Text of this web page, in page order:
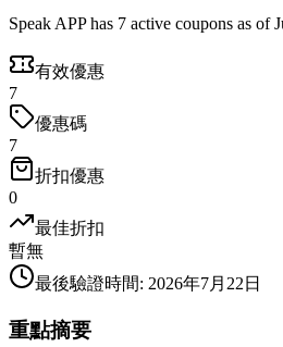
Speak APP has 7 active coupons as of
有效優惠
7
優惠碼
7
折扣優惠
0
最佳折扣
暫無
最後驗證時間: 2026年7月22日
重點摘要